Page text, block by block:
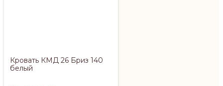
Кровать КМД 26 Бриз 140
белый